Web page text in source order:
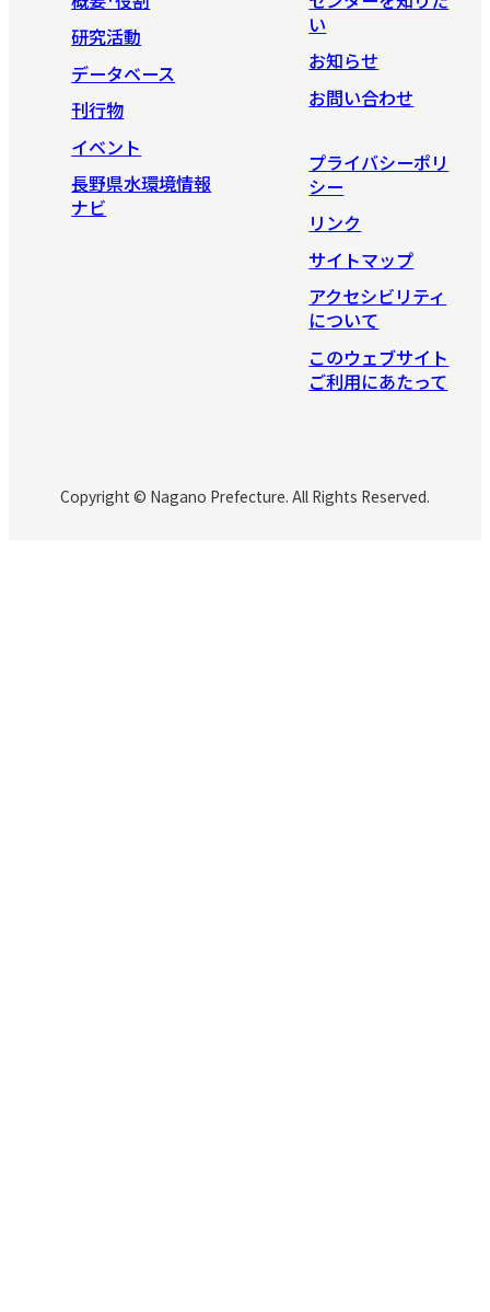
研究活動
データベース
刊行物
イベント
長野県水環境情報
ナビ
い
お知らせ
お問い合わせ
プライバシーポリ
シー
リンク
サイトマップ
アクセシビリティ
について
このウェブサイト
ご利用にあたって
Copyright © Nagano Prefecture. All Rights Reserved.